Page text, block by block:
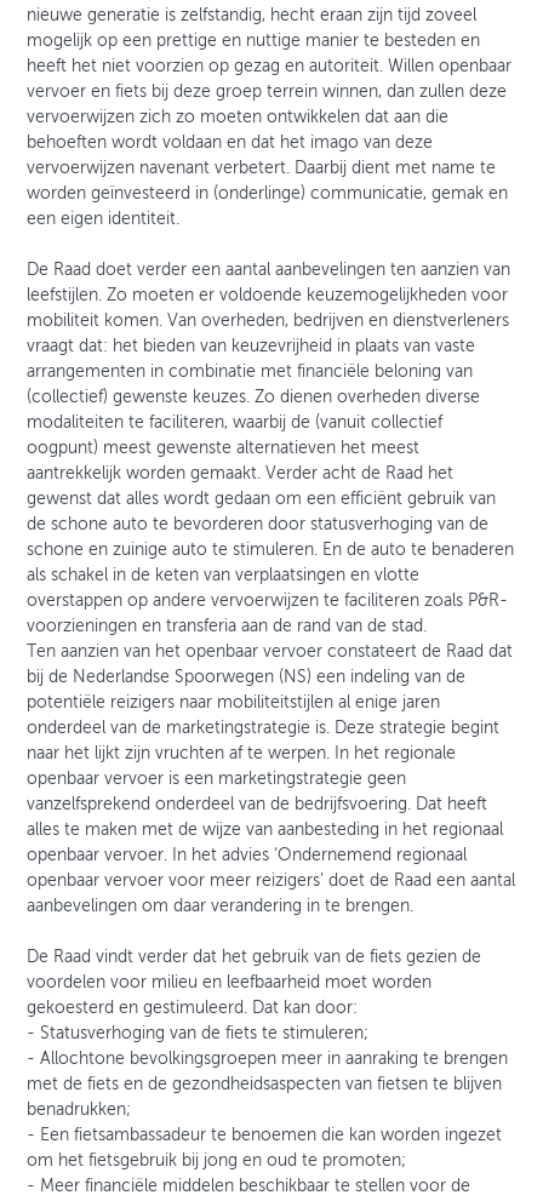
nieuwe generatie is zelfstandig, hecht eraan zijn tijd zoveel
mogelijk op een prettige en nuttige manier te besteden en
heeft het niet voorzien op gezag en autoriteit. Willen openbaar
vervoer en fiets bij deze groep terrein winnen, dan zullen deze
vervoerwijzen zich zo moeten ontwikkelen dat aan die
behoeften wordt voldaan en dat het imago van deze
vervoerwijzen navenant verbetert. Daarbij dient met name te
worden geïnvesteerd in (onderlinge) communicatie, gemak en
een eigen identiteit.
De Raad doet verder een aantal aanbevelingen ten aanzien van
leefstijlen. Zo moeten er voldoende keuzemogelijkheden voor
mobiliteit komen. Van overheden, bedrijven en dienstverleners
vraagt dat: het bieden van keuzevrijheid in plaats van vaste
arrangementen in combinatie met financiële beloning van
(collectief) gewenste keuzes. Zo dienen overheden diverse
modaliteiten te faciliteren, waarbij de (vanuit collectief
oogpunt) meest gewenste alternatieven het meest
aantrekkelijk worden gemaakt. Verder acht de Raad het
gewenst dat alles wordt gedaan om een efficiënt gebruik van
de schone auto te bevorderen door statusverhoging van de
schone en zuinige auto te stimuleren. En de auto te benaderen
als schakel in de keten van verplaatsingen en vlotte
overstappen op andere vervoerwijzen te faciliteren zoals P&R-
voorzieningen en transferia aan de rand van de stad.
Ten aanzien van het openbaar vervoer constateert de Raad dat
bij de Nederlandse Spoorwegen (NS) een indeling van de
potentiële reizigers naar mobiliteitstijlen al enige jaren
onderdeel van de marketingstrategie is. Deze strategie begint
naar het lijkt zijn vruchten af te werpen. In het regionale
openbaar vervoer is een marketingstrategie geen
vanzelfsprekend onderdeel van de bedrijfsvoering. Dat heeft
alles te maken met de wijze van aanbesteding in het regionaal
openbaar vervoer. In het advies ‘Ondernemend regionaal
openbaar vervoer voor meer reizigers’ doet de Raad een aantal
aanbevelingen om daar verandering in te brengen.
De Raad vindt verder dat het gebruik van de fiets gezien de
voordelen voor milieu en leefbaarheid moet worden
gekoesterd en gestimuleerd. Dat kan door:
- Statusverhoging van de fiets te stimuleren;
- Allochtone bevolkingsgroepen meer in aanraking te brengen
met de fiets en de gezondheidsaspecten van fietsen te blijven
benadrukken;
- Een fietsambassadeur te benoemen die kan worden ingezet
om het fietsgebruik bij jong en oud te promoten;
- Meer financiële middelen beschikbaar te stellen voor de